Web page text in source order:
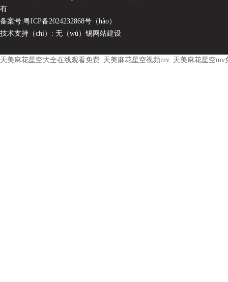
有
备案号:粤ICP备2024232868号（hào）
技术支持（chí）: 无（wú）锡网站建设
天美麻花星空大全在线观看免费_天美麻花星空视频mv_天美麻花星空